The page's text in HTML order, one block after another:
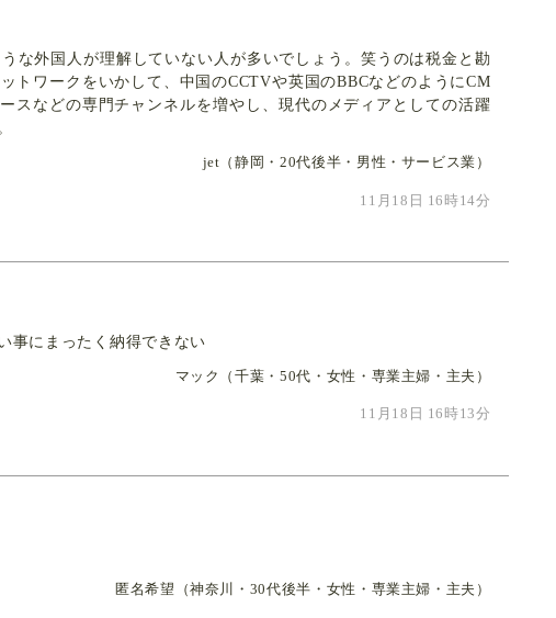
な外国人が理解していない人が多いでしょう。笑うのは税金と勘
トワークをいかして、中国のCCTVや英国のBBCなどのようにCM
スなどの専門チャンネルを増やし、現代のメディアとしての活躍
jet（静岡・20代後半・男性・サービス業）
11月18日 16時14分
事にまったく納得できない
マック（千葉・50代・女性・専業主婦・主夫）
11月18日 16時13分
匿名希望（神奈川・30代後半・女性・専業主婦・主夫）